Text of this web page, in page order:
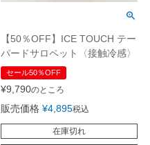
【50％OFF】ICE TOUCH テー
パードサロペット〈接触冷感〉
セール50％OFF
¥9,790のところ
販売価格 ¥4,895税込
在庫切れ